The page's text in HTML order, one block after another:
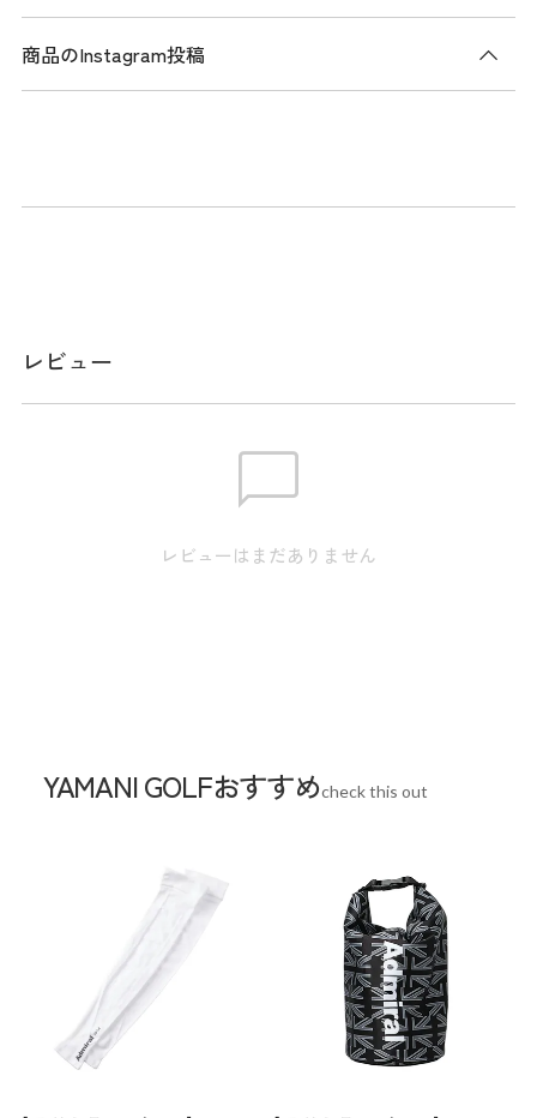
商品説明
生産国
商品のInstagram投稿
レビュー
レビューはまだありません
YAMANI GOLFおすすめcheck this out